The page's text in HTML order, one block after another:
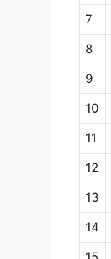
7
8
9
10
11
12
13
14